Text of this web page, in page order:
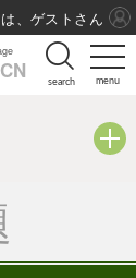
menu
CN search
、ゲストさん